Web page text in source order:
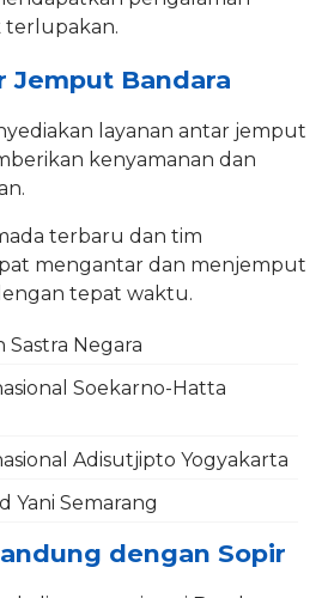
terlupakan.
Jemput Bandara
layanan antar jemput
kenyamanan dan
terbaru dan tim
mengantar dan menjemput
tepat waktu.
Sastra Negara
Soekarno-Hatta
Adisutjipto Yogyakarta
Yani Semarang
dengan Sopir